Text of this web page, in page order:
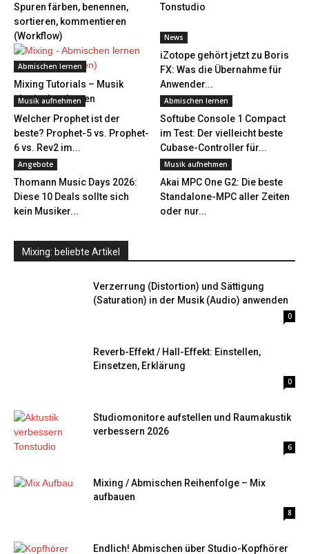
Spuren färben, benennen,
sortieren, kommentieren
(Workflow)
Tonstudio
Abmischen lernen
Mixing Tutorials – Musik
abmischen lernen
News
iZotope gehört jetzt zu Boris
FX: Was die Übernahme für
Anwender...
Musik aufnehmen
Welcher Prophet ist der
beste? Prophet-5 vs. Prophet-
6 vs. Rev2 im...
Abmischen lernen
Softube Console 1 Compact
im Test: Der vielleicht beste
Cubase-Controller für...
Angebote
Thomann Music Days 2026:
Diese 10 Deals sollte sich
kein Musiker...
Musik aufnehmen
Akai MPC One G2: Die beste
Standalone-MPC aller Zeiten
oder nur...
Mixing: beliebte Artikel
Verzerrung (Distortion) und Sättigung
(Saturation) in der Musik (Audio) anwenden
0
Reverb-Effekt / Hall-Effekt: Einstellen,
Einsetzen, Erklärung
0
Studiomonitore aufstellen und Raumakustik
verbessern 2026
6
Mixing / Abmischen Reihenfolge – Mix
aufbauen
8
Endlich! Abmischen über Studio-Kopfhörer